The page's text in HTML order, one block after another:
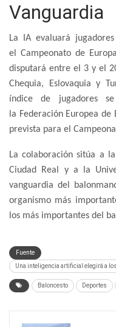
Vanguardia
La IA evaluará
el Campeonato de
disputará entre el 3 y el
Chequia, Eslovaquia y
índice de jugadores
la Federación Europea
prevista para el
La colaboración sitúa a
Ciudad Real y a la
vanguardia del
organismo más
los más importantes del
Fuente
Una inteligencia artificial elegirá a
Baloncesto Deportes